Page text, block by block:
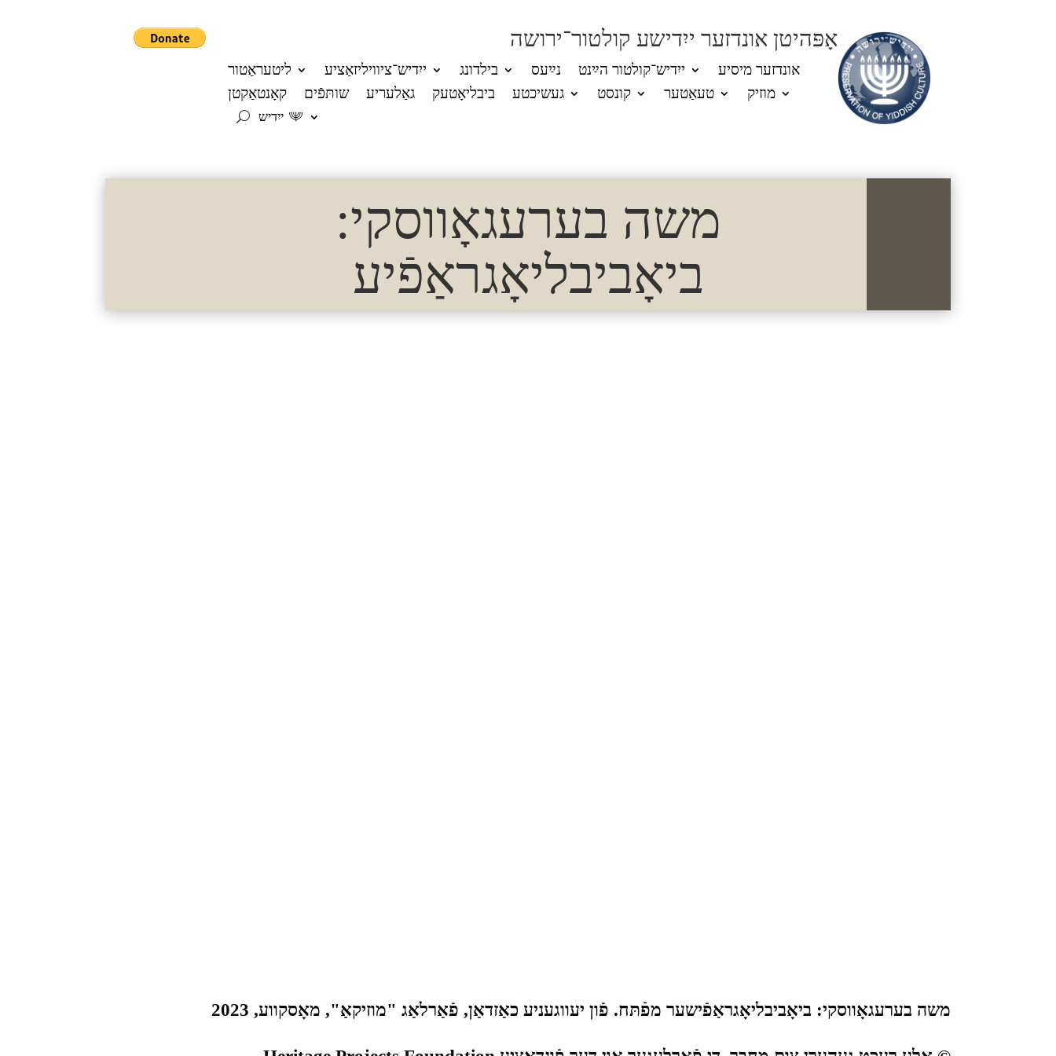
אָפּהיטן אונדזער ייִדישע קולטור־ירושה
אונדזער מיסיע ייִדיש־קולטור הײַנט נײַעס בילדונג ייִדיש־ציוויליזאַציע
ליטעראַטור
מוזיק
טעאַטער קונסט געשיכטע ביבליאָטעק גאַלעריע שותּפֿים קאָנטאַקטן
ייִדיש
משה בערעגאָווסקי:
ביאָביבליאָגראַפֿיע
משה בערעגאָווסקי: ביאָביבליאָגראַפֿישער מפֿתּח. פֿון יעווגעניע כאַזדאַן, פֿאַרלאַג "מוזיקאַ", מאָסקווע, 2023